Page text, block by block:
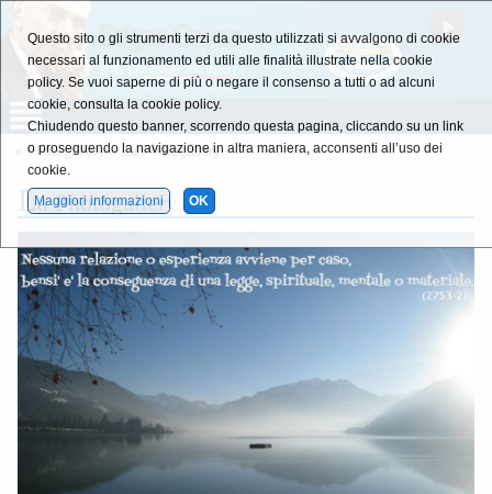
Photogallery » La Photogallery
La Photogallery
Questo sito o gli strumenti terzi da questo utilizzati si avvalgono di cookie
necessari al funzionamento ed utili alle finalità illustrate nella cookie
policy. Se vuoi saperne di più o negare il consenso a tutti o ad alcuni
cookie, consulta la cookie policy.
Chiudendo questo banner, scorrendo questa pagina, cliccando su un link
o proseguendo la navigazione in altra maniera, acconsenti all’uso dei
cookie.
Maggiori informazioni
OK